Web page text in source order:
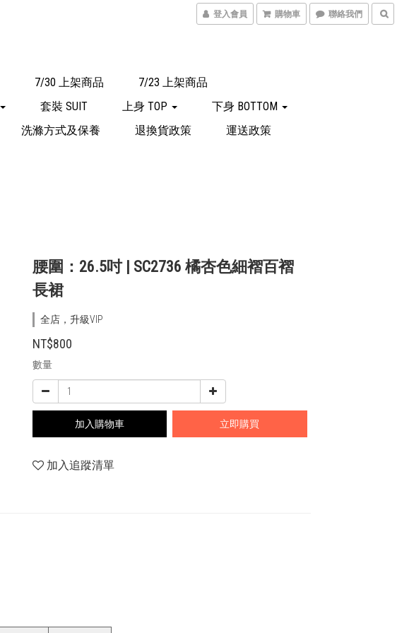
登入會員 購物車 聯絡我們
7/30 上架商品
7/23 上架商品
套裝 SUIT 上身 TOP
下身 BOTTOM
洗滌方式及保養 退換貨政策
運送政策
腰圍：26.5吋 | SC2736 橘杏色細褶百褶
長裙
全店，升級VIP
NT$800
數量
加入購物車 立即購買
加入追蹤清單